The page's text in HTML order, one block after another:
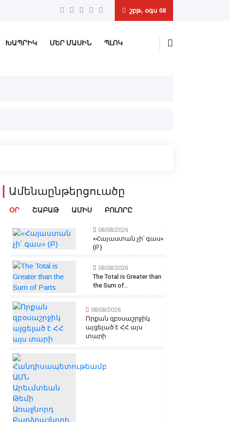
շբթ, օգս 08
ԽԱՊՐԻԿ ՄԵՐ ՄԱՍԻՆ
ՊԼՈԿ
Ամենաընթերցուածը
ՕՐ ՇԱԲԱԹ ԱՄԻՍ ԲՈԼՈՐԸ
08/08/2026
«Հայաստան չի՛ գաս»
(Բ)
08/08/2026
The Total is Greater than
the Sum of...
08/08/2026
Որքան զբօսաշրջիկ
այցելած է ՀՀ այս
տարի